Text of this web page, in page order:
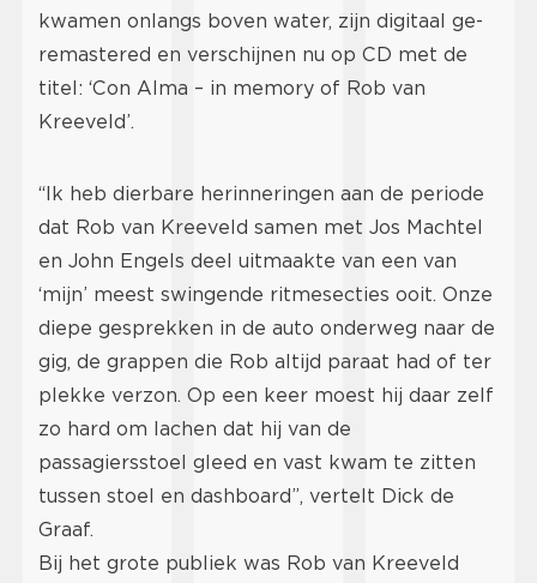
kwamen onlangs boven water, zijn digitaal ge-
remastered en verschijnen nu op CD met de
titel: ‘Con Alma – in memory of Rob van
Kreeveld’.
“Ik heb dierbare herinneringen aan de periode
dat Rob van Kreeveld samen met Jos Machtel
en John Engels deel uitmaakte van een van
‘mijn’ meest swingende ritmesecties ooit. Onze
diepe gesprekken in de auto onderweg naar de
gig, de grappen die Rob altijd paraat had of ter
plekke verzon. Op een keer moest hij daar zelf
zo hard om lachen dat hij van de
passagiersstoel gleed en vast kwam te zitten
tussen stoel en dashboard”, vertelt Dick de
Graaf.
Bij het grote publiek was Rob van Kreeveld